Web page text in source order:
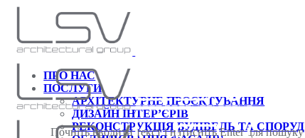
ПРО НАС
ПОСЛУГИ
АРХІТЕКТУРНЕ ПРОЄКТУВАННЯ
ДИЗАЙН ІНТЕР’ЄРІВ
РЕКОНСТРУКЦІЯ БУДІВЕЛЬ ТА СПОРУД
Почніть вводити текст і натисніть Enter для пошуку